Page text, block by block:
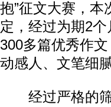
抱”征文大赛，
定，经过为期2
300多篇优秀作
动感人、文笔细腻
经过严格的筛